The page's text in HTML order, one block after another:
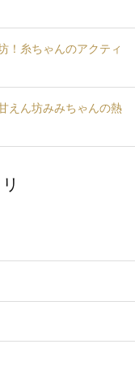
！糸ちゃんのアクティ
えん坊みみちゃんの熱